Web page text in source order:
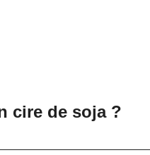
cire de soja ?